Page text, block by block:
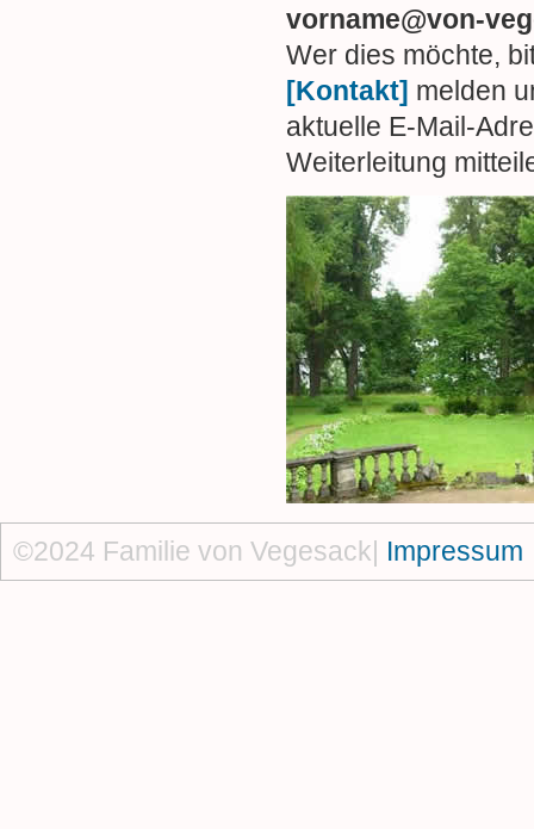
vorname@von-
Wer dies möchte,
[Kontakt] melden
aktuelle E-Mail-
Weiterleitung
©2024 Familie von Vegesack| Impressum